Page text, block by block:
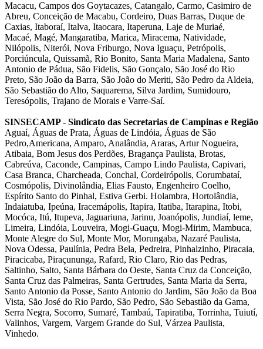
Macacu, Campos dos Goytacazes, Catangalo, Carmo, Casimiro de
Abreu, Conceição de Macabu, Cordeiro, Duas Barras, Duque de
Caxias, Itaboraí, Italva, Itaocara, Itaperuna, Laje de Muriaé,
Macaé, Magé, Mangaratiba, Marica, Miracema, Natividade,
Nilópolis, Niterói, Nova Friburgo, Nova Iguaçu, Petrópolis,
Porciúncula, Quissamã, Rio Bonito, Santa Maria Madalena, Santo
Antonio de Pádua, São Fidelis, São Gonçalo, São José do Rio
Preto, São João da Barra, São João do Meriti, São Pedro da Aldeia,
São Sebastião do Alto, Saquarema, Silva Jardim, Sumidouro,
Teresópolis, Trajano de Morais e Varre-Saí.
SINSECAMP - Sindicato das Secretarias de Campinas e Região
Aguaí, Águas de Prata, Águas de Lindóia, Águas de São
Pedro,Americana, Amparo, Analândia, Araras, Artur Nogueira,
Atibaia, Bom Jesus dos Perdões, Bragança Paulista, Brotas,
Cabreúva, Caconde, Campinas, Campo Lindo Paulista, Capivari,
Casa Branca, Charcheada, Conchal, Cordeirópolis, Corumbataí,
Cosmópolis, Divinolândia, Elias Fausto, Engenheiro Coelho,
Espírito Santo do Pinhal, Estiva Gerbi. Holambra, Hortolândia,
Indaiatuba, Ipeúna, Iracemápolis, Itapira, Itatiba, Itarapina, Itobi,
Mocóca, Itú, Itupeva, Jaguariuna, Jarinu, Joanópolis, Jundiaí, leme,
Limeira, Lindóia, Louveira, Mogi-Guaçu, Mogi-Mirim, Mambuca,
Monte Alegre do Sul, Monte Mor, Morungaba, Nazaré Paulista,
Nova Odessa, Paulínia, Pedra Bela, Pedreira, Pinhalzinho, Piracaia,
Piracicaba, Piraçununga, Rafard, Rio Claro, Rio das Pedras,
Saltinho, Salto, Santa Bárbara do Oeste, Santa Cruz da Conceição,
Santa Cruz das Palmeiras, Santa Gertrudes, Santa Maria da Serra,
Santo Antonio da Posse, Santo Antonio do Jardim, São João da Boa
Vista, São José do Rio Pardo, São Pedro, São Sebastião da Gama,
Serra Negra, Socorro, Sumaré, Tambaú, Tapiratiba, Torrinha, Tuiutí,
Valinhos, Vargem, Vargem Grande do Sul, Várzea Paulista,
Vinhedo.